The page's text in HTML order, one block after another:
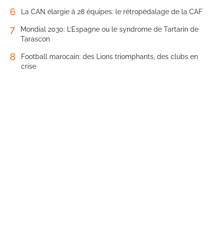
6 La CAN élargie à 28 équipes: le rétropédalage de la CAF
7
Mondial 2030: L’Espagne ou le syndrome de Tartarin de
Tarascon
8
Football marocain: des Lions triomphants, des clubs en
crise